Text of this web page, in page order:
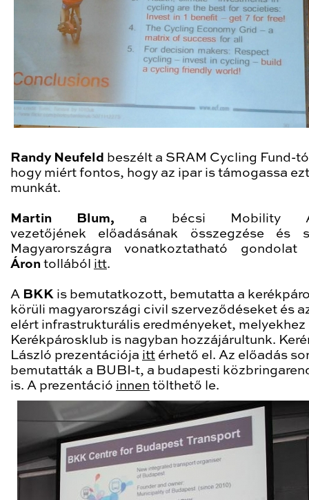
Randy Neufeld beszélt a SRAM Cycling Fund-
hogy miért fontos, hogy az ipar is támogassa
munkát.
Martin Blum, a bécsi Mobility
vezetőjének előadásának összegzése és
Magyarországra vonatkoztatható gondolat
Áron tollából itt.
A BKK is bemutatkozott, bemutatta a
körüli magyarországi civil szerveződéseket és
elért infrastrukturális eredményeket, melyekhez
Kerékpárosklub is nagyban hozzájárultunk.
László prezentációja itt érhető el. Az előadás
bemutatták a BUBI-t, a budapesti
is. A prezentáció innen tölthető le.